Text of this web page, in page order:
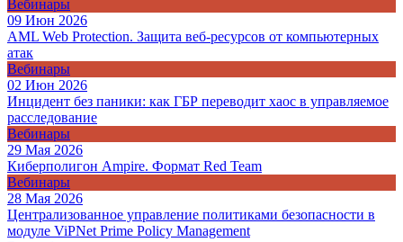
Вебинары
09 Июн 2026
AML Web Protection. Защита веб-ресурсов от компьютерных
атак
Вебинары
02 Июн 2026
Инцидент без паники: как ГБР переводит хаос в управляемое
расследование
Вебинары
29 Мая 2026
Киберполигон Ampire. Формат Red Team
Вебинары
28 Мая 2026
Централизованное управление политиками безопасности в
модуле ViPNet Prime Policy Management